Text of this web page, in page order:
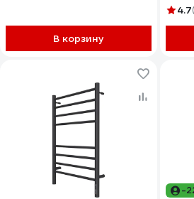
В корзину
4.7
-